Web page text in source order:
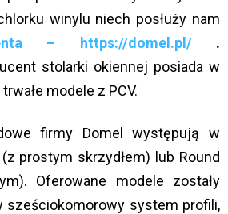
winylu niech posłuży nam
– https://domel.pl/ .
stolarki okiennej posiada w
modele z PCV.
firmy Domel występują w
prostym skrzydłem) lub Round
Oferowane modele zostały
sześciokomorowy system profili,